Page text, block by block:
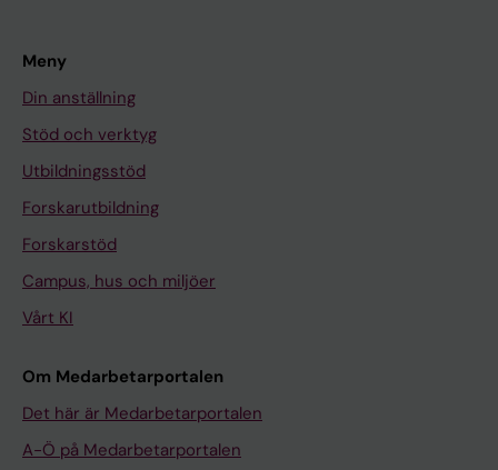
Meny
Din anställning
Stöd och verktyg
Utbildningsstöd
Forskarutbildning
Forskarstöd
Campus, hus och miljöer
Vårt KI
Om Medarbetarportalen
Det här är Medarbetarportalen
A-Ö på Medarbetarportalen